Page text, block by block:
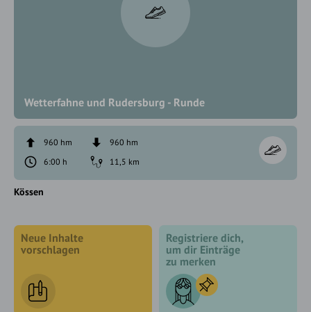
Wetterfahne und Rudersburg - Runde
960 hm
960 hm
6:00 h
11,5 km
Kössen
Neue Inhalte
vorschlagen
Registriere dich,
um dir Einträge
zu merken